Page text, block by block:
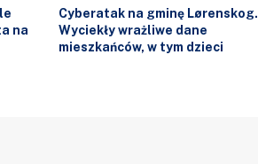
na
Cyberatak na gminę Lørenskog.
Wyciekły wrażliwe dane
mieszkańców, w tym dzieci